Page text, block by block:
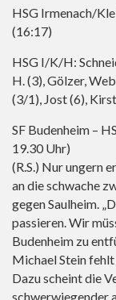
HSG Irmenach/
(16:17)
HSG I/K/H:
H. (3), Gölzer,
(3/1), Jost (6),
SF Budenheim –
19.30 Uhr)
(R.S.) Nur ungern
an die schwache
gegen Saulheim.
passieren. Wir
Budenheim zu
Michael Stein
Dazu scheint die
schwerwiegender